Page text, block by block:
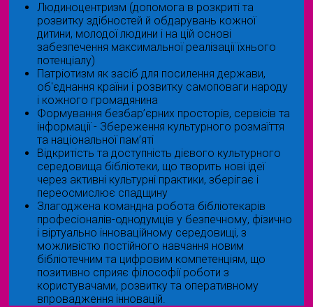
Людиноцентризм (допомога в розкриті та
розвитку здібностей й обдарувань кожної
дитини, молодої людини і на цій основі
забезпечення максимальної реалізації їхнього
потенціалу)
Патріотизм як засіб для посилення держави,
об'єднання країни і розвитку самоповаги народу
і кожного громадянина
Формування безбар’єрних просторів, сервісів та
інформації - Збереження культурного розмаїття
та національної пам’яті
Відкритість та доступність дієвого культурного
середовища бібліотеки, що творить нові ідеї
через активні культурні практики, зберігає і
переосмислює спадщину
Злагоджена командна робота бібліотекарів
професіоналів-однодумців у безпечному, фізично
і віртуально інноваційному середовищі, з
можливістю постійного навчання новим
бібліотечним та цифровим компетенціям, що
позитивно сприяє філософії роботи з
користувачами, розвитку та оперативному
впровадження інновацій.